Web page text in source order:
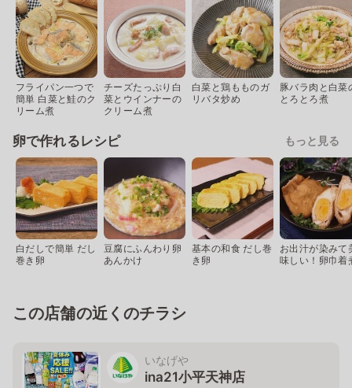
フライパン一つで
簡単 白菜と鮭のク
リーム煮
チーズたっぷり白
菜とウインナーの
クリーム煮
白菜と鶏もものガ
リバタ炒め
豚バラ肉と白菜
とろとろ煮
卵で作れるレシピ もっと見る
白だしで簡単 だし
巻き卵
豆腐にふんわり卵
あんかけ
基本の和食 だし巻
き卵
お出汁が染みて
味しい！卵巾着
この店舗の近くのチラシ
いなげや
ina21小平天神店